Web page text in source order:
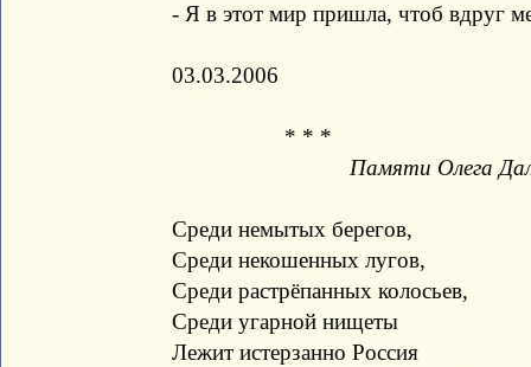
- Я в этот мир пришла, чтоб вдруг
03.03.2006
* * *
Памяти Олега
Среди немытых берегов,
Среди некошенных лугов,
Среди растрёпанных колосьев,
Среди угарной нищеты
Лежит истерзанно Россия